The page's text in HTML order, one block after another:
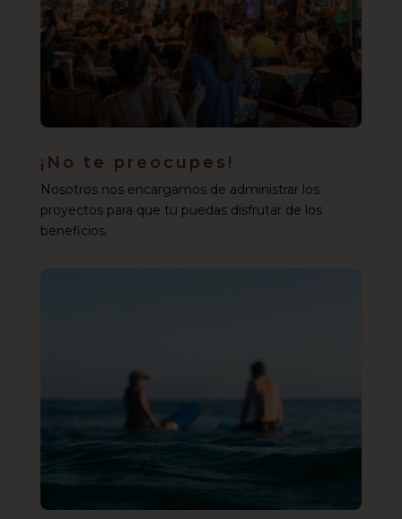
¡No te preocupes!
Nosotros nos encargamos de administrar los
proyectos para que tu puedas disfrutar de los
beneficios.